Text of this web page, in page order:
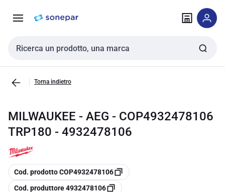
navigazione alla
Cerca input
Torna indietro
MILWAUKEE - AEG - COP4932478106
TRP180 - 4932478106
copia
Cod. prodotto COP4932478106
copia
Cod. produttore 4932478106